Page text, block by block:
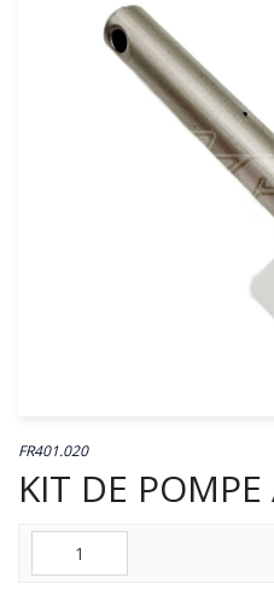
FR401.020
KIT DE
Quantité